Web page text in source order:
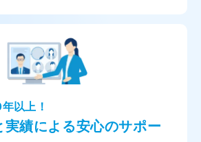
以上！
実績による安心のサポー